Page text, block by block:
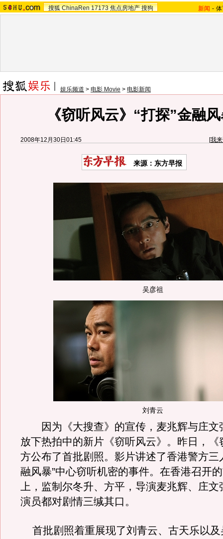
搜狐 ChinaRen 17173 焦点房地产 搜狗 新闻 -
娱乐频道 > 电影 Movie > 电影新闻
《窃听风云》“打探”金融
2008年12月30日01:45 [我
来源：东方早报
吴彦祖
刘青云
因为《大搜查》的宣传，麦兆辉与庄文
放下热拍中的新片《窃听风云》。昨日，《
方公布了首批剧照。影片讲述了香港警方三
融风暴”中心窃听机密的事件。在香港召开
上，监制尔冬升、方平，导演麦兆辉、庄文
演员都对剧情三缄其口。
首批剧照着重展现了刘青云、古天乐以及